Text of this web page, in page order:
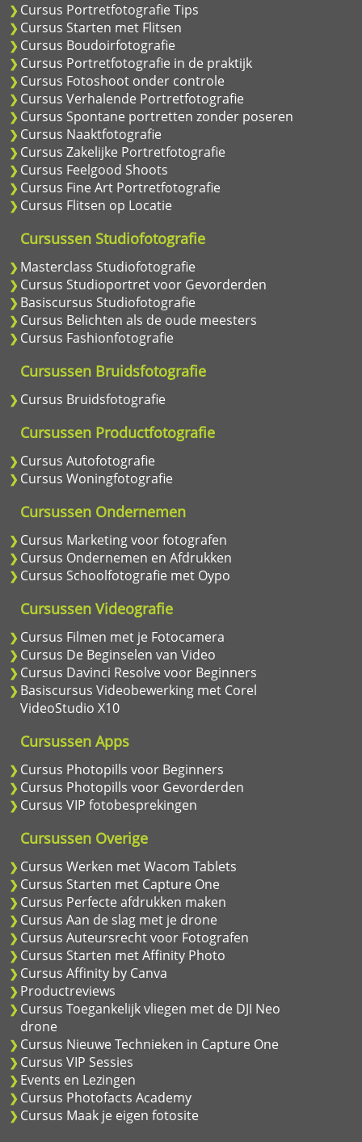
Cursus Portretfotografie Tips
Cursus Starten met Flitsen
Cursus Boudoirfotografie
Cursus Portretfotografie in de praktijk
Cursus Fotoshoot onder controle
Cursus Verhalende Portretfotografie
Cursus Spontane portretten zonder poseren
Cursus Naaktfotografie
Cursus Zakelijke Portretfotografie
Cursus Feelgood Shoots
Cursus Fine Art Portretfotografie
Cursus Flitsen op Locatie
Cursussen Studiofotografie
Masterclass Studiofotografie
Cursus Studioportret voor Gevorderden
Basiscursus Studiofotografie
Cursus Belichten als de oude meesters
Cursus Fashionfotografie
Cursussen Bruidsfotografie
Cursus Bruidsfotografie
Cursussen Productfotografie
Cursus Autofotografie
Cursus Woningfotografie
Cursussen Ondernemen
Cursus Marketing voor fotografen
Cursus Ondernemen en Afdrukken
Cursus Schoolfotografie met Oypo
Cursussen Videografie
Cursus Filmen met je Fotocamera
Cursus De Beginselen van Video
Cursus Davinci Resolve voor Beginners
Basiscursus Videobewerking met Corel
VideoStudio X10
Cursussen Apps
Cursus Photopills voor Beginners
Cursus Photopills voor Gevorderden
Cursus VIP fotobesprekingen
Cursussen Overige
Cursus Werken met Wacom Tablets
Cursus Starten met Capture One
Cursus Perfecte afdrukken maken
Cursus Aan de slag met je drone
Cursus Auteursrecht voor Fotografen
Cursus Starten met Affinity Photo
Cursus Affinity by Canva
Productreviews
Cursus Toegankelijk vliegen met de DJI Neo
drone
Cursus Nieuwe Technieken in Capture One
Cursus VIP Sessies
Events en Lezingen
Cursus Photofacts Academy
Cursus Maak je eigen fotosite